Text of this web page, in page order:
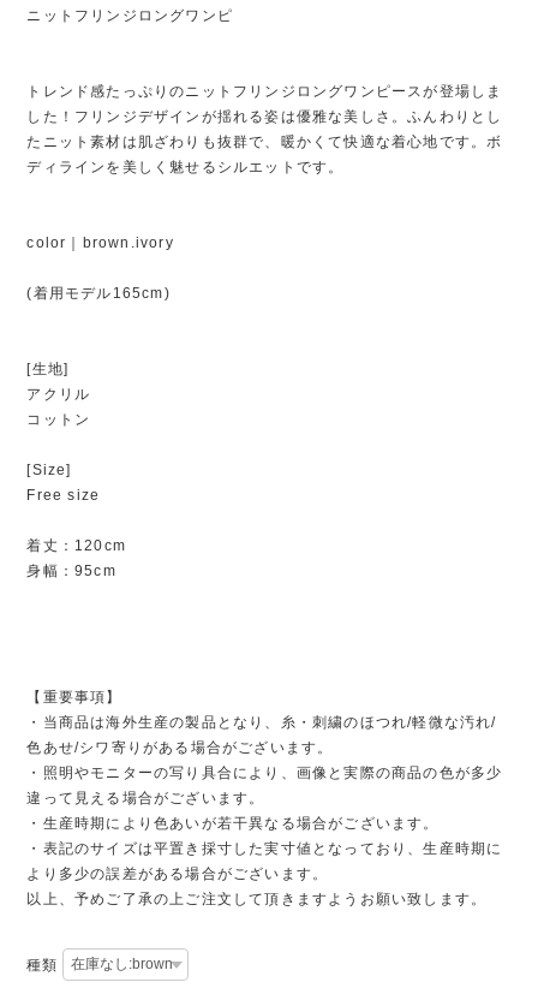
ニットフリンジロングワンピ
トレンド感たっぷりのニットフリンジロングワンピースが登場しま
した！フリンジデザインが揺れる姿は優雅な美しさ。ふんわりとし
たニット素材は肌ざわりも抜群で、暖かくて快適な着心地です。ボ
ディラインを美しく魅せるシルエットです。
color｜brown.ivory
(着用モデル165cm)
[生地]
アクリル
コットン
[Size]
Free size
着丈：120cm
身幅：95cm
【重要事項】
・当商品は海外生産の製品となり、糸・刺繍のほつれ/軽微な汚れ/
色あせ/シワ寄りがある場合がございます。
・照明やモニターの写り具合により、画像と実際の商品の色が多少
違って見える場合がございます。
・生産時期により色あいが若干異なる場合がございます。
・表記のサイズは平置き採寸した実寸値となっており、生産時期に
より多少の誤差がある場合がございます。
以上、予めご了承の上ご注文して頂きますようお願い致します。
種類